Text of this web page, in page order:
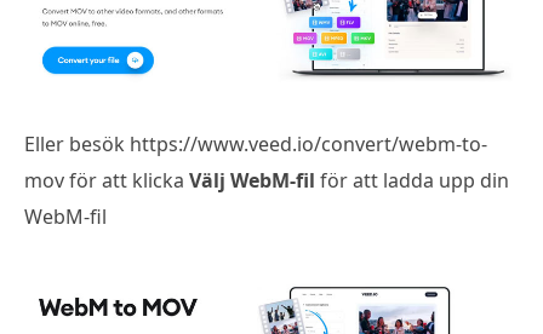
Eller besök https://www.veed.io/convert/webm-to-
mov för att klicka Välj WebM-fil för att ladda upp din
WebM-fil